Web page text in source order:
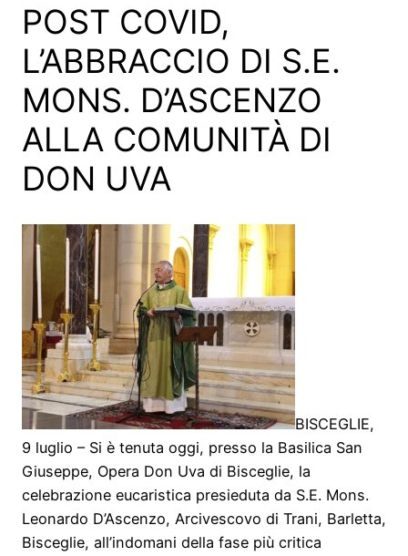
POST COVID,
L’ABBRACCIO DI S.E.
MONS. D’ASCENZO
ALLA COMUNITÀ DI
DON UVA
BISCEGLIE,
9 luglio – Si è tenuta oggi, presso la Basilica San
Giuseppe, Opera Don Uva di Bisceglie, la
celebrazione eucaristica presieduta da S.E. Mons.
Leonardo D’Ascenzo, Arcivescovo di Trani, Barletta,
Bisceglie, all’indomani della fase più critica